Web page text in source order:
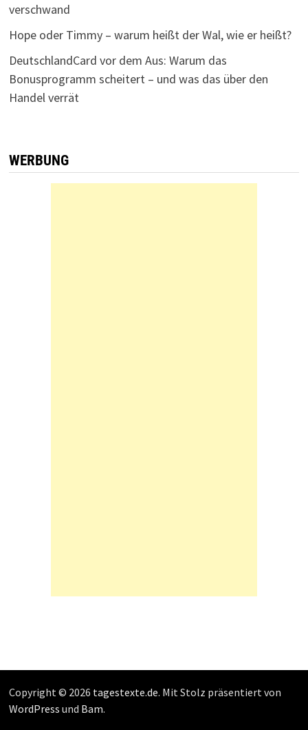
verschwand
Hope oder Timmy – warum heißt der Wal, wie er heißt?
DeutschlandCard vor dem Aus: Warum das
Bonusprogramm scheitert – und was das über den
Handel verrät
WERBUNG
Copyright © 2026 tagestexte.de. Mit Stolz präsentiert von
WordPress und Bam.